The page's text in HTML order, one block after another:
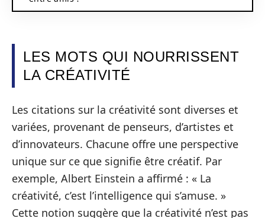
LES MOTS QUI NOURRISSENT
LA CRÉATIVITÉ
Les citations sur la créativité sont diverses et
variées, provenant de penseurs, d’artistes et
d’innovateurs. Chacune offre une perspective
unique sur ce que signifie être créatif. Par
exemple, Albert Einstein a affirmé : « La
créativité, c’est l’intelligence qui s’amuse. »
Cette notion suggère que la créativité n’est pas